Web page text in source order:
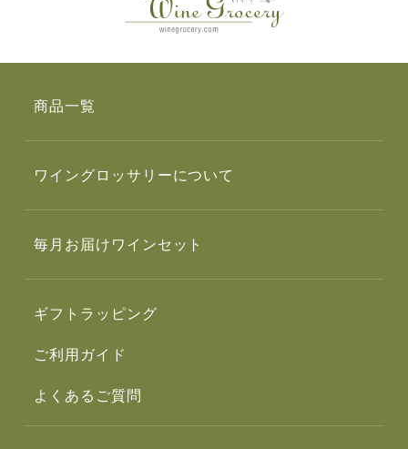
商品一覧
ワイングロッサリーについて
毎月お届けワインセット
ギフトラッピング
ご利用ガイド
よくあるご質問